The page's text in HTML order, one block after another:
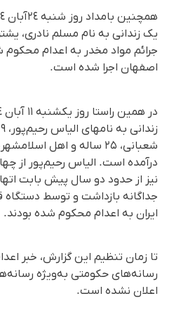
یک زندانی بە نام مسلم نادری،
جرائم مواد مخدر بە اعدام محکوم
اصفهان اجرا شدە است.
شعبانی، ۲۵ ساله و اهل
درآمدە است. الیاس رحیم‌پور از
نیز از حدود دو سال پیش بابت
جداگانە بازداشت و توسط
ایران به اعدام محکوم شده بودند.
تا زمان تنظیم این گزارش، خبر
رسانه‌های حکومتی بەویژه
اعلان نشده است.